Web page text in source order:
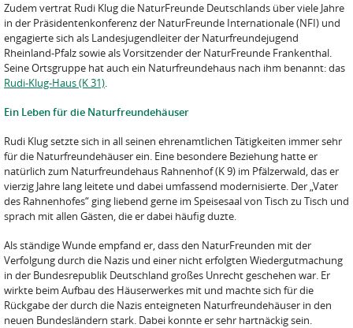
Zudem vertrat Rudi Klug die NaturFreunde Deutschlands über viele Jahre
in der Präsidentenkonferenz der NaturFreunde Internationale (NFI) und
engagierte sich als Landesjugendleiter der Naturfreundejugend
Rheinland-Pfalz sowie als Vorsitzender der NaturFreunde Frankenthal.
Seine Ortsgruppe hat auch ein Naturfreundehaus nach ihm benannt: das
Rudi-Klug-Haus (K 31).
Ein Leben für die Naturfreundehäuser
Rudi Klug setzte sich in all seinen ehrenamtlichen Tätigkeiten immer sehr
für die Naturfreundehäuser ein. Eine besondere Beziehung hatte er
natürlich zum Naturfreundehaus Rahnenhof (K 9) im Pfälzerwald, das er
vierzig Jahre lang leitete und dabei umfassend modernisierte. Der „Vater
des Rahnenhofes“ ging liebend gerne im Speisesaal von Tisch zu Tisch und
sprach mit allen Gästen, die er dabei häufig duzte.
Als ständige Wunde empfand er, dass den NaturFreunden mit der
Verfolgung durch die Nazis und einer nicht erfolgten Wiedergutmachung
in der Bundesrepublik Deutschland großes Unrecht geschehen war. Er
wirkte beim Aufbau des Häuserwerkes mit und machte sich für die
Rückgabe der durch die Nazis enteigneten Naturfreundehäuser in den
neuen Bundesländern stark. Dabei konnte er sehr hartnäckig sein.